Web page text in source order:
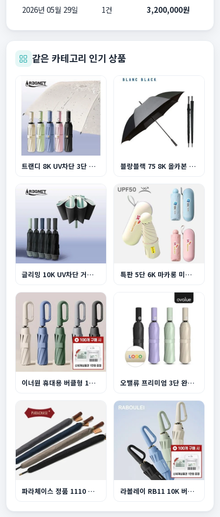
2026년 05월 29일 1건 3,200,000원
같은 카테고리 인기 상품
트랜디 8K UV차단 3단 원터치 완자동 양우산 블랑블랙 75 8K 올카본 프리미엄 초경량 골프 장우...
글리밍 10K UV차단 거꾸로 3단 완자동 양우산 특판 5단 6K 마카롱 미니 UV 양우산
이너원 휴대용 버클형 10K 3단 자동 양우산 오밸류 프리미엄 3단 완전자동 양우산
파라체이스 정품 1110 프리미엄 이중캐노피 자동장... 라볼레이 RB11 10K 버클형 3단 자동 양우산